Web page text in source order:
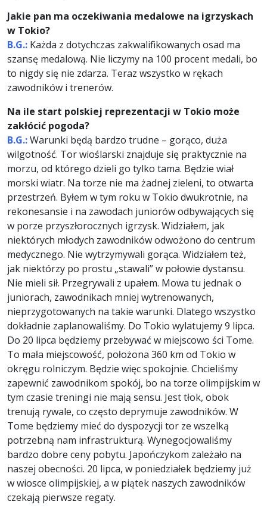
Jakie pan ma oczekiwania medalowe na igrzyskach
w Tokio?
B.G.: Każda z dotychczas zakwalifikowanych osad ma
szansę medalową. Nie liczymy na 100 procent medali, bo
to nigdy się nie zdarza. Teraz wszystko w rękach
zawodników i trenerów.
Na ile start polskiej reprezentacji w Tokio może
zakłócić pogoda?
B.G.:Warunki będą bardzo trudne – gorąco, duża
wilgotność. Tor wioślarski znajduje się praktycznie na
morzu, od którego dzieli go tylko tama. Będzie wiał
morski wiatr. Na torze nie ma żadnej zieleni, to otwarta
przestrzeń. Byłem w tym roku w Tokio dwukrotnie, na
rekonesansie i na zawodach juniorów odbywających się
w porze przyszłorocznych igrzysk. Widziałem, jak
niektórych młodych zawodników odwożono do centrum
medycznego. Nie wytrzymywali gorąca. Widziałem też,
jak niektórzy po prostu „stawali” w połowie dystansu.
Nie mieli sił. Przegrywali z upałem. Mowa tu jednak o
juniorach, zawodnikach mniej wytrenowanych,
nieprzygotowanych na takie warunki. Dlatego wszystko
dokładnie zaplanowaliśmy. Do Tokio wylatujemy 9 lipca.
Do 20 lipca będziemy przebywać w miejscowo ści Tome.
To mała miejscowość, położona 360 km od Tokio w
okręgu rolniczym. Będzie więc spokojnie. Chcieliśmy
zapewnić zawodnikom spokój, bo na torze olimpijskim w
tym czasie treningi nie mają sensu. Jest tłok, obok
trenują rywale, co często deprymuje zawodników. W
Tome będziemy mieć do dyspozycji tor ze wszelką
potrzebną nam infrastrukturą. Wynegocjowaliśmy
bardzo dobre ceny pobytu. Japończykom zależało na
naszej obecności. 20 lipca, w poniedziałek będziemy już
w wiosce olimpijskiej, a w piątek naszych zawodników
czekają pierwsze regaty.